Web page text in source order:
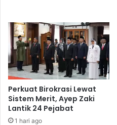
Perkuat Birokrasi Lewat
Sistem Merit, Ayep Zaki
Lantik 24 Pejabat
1 hari ago